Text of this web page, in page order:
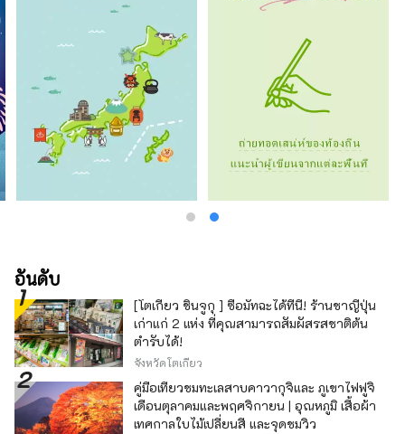
อันดับ
[โตเกียว ชินจูกุ ] ซื้อมัทฉะได้ที่นี่! ร้านชาญี่ปุ่น
เก่าแก่ 2 แห่ง ที่คุณสามารถสัมผัสรสชาติต้น
ตำรับได้!
จังหวัดโตเกียว
คู่มือเที่ยวชมทะเลสาบคาวากุจิและ ภูเขาไฟฟูจิ
เดือนตุลาคมและพฤศจิกายน | อุณหภูมิ เสื้อผ้า
เทศกาลใบไม้เปลี่ยนสี และจุดชมวิว